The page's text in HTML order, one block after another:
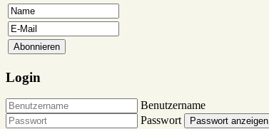
Login
Benutzername
Passwort
Passwort anzeigen